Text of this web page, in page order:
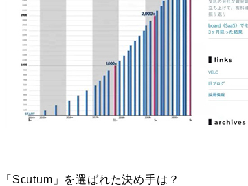
「Scutum」を選ばれた決め手は？